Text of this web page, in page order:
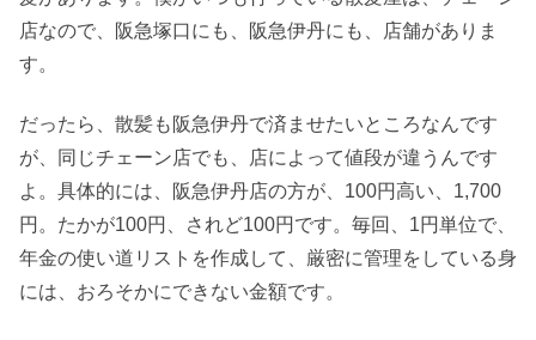
店なので、阪急塚口にも、阪急伊丹にも、店舗がありま
す。
だったら、散髪も阪急伊丹で済ませたいところなんです
が、同じチェーン店でも、店によって値段が違うんです
よ。具体的には、阪急伊丹店の方が、100円高い、1,700
円。たかが100円、されど100円です。毎回、1円単位で、
年金の使い道リストを作成して、厳密に管理をしている身
には、おろそかにできない金額です。